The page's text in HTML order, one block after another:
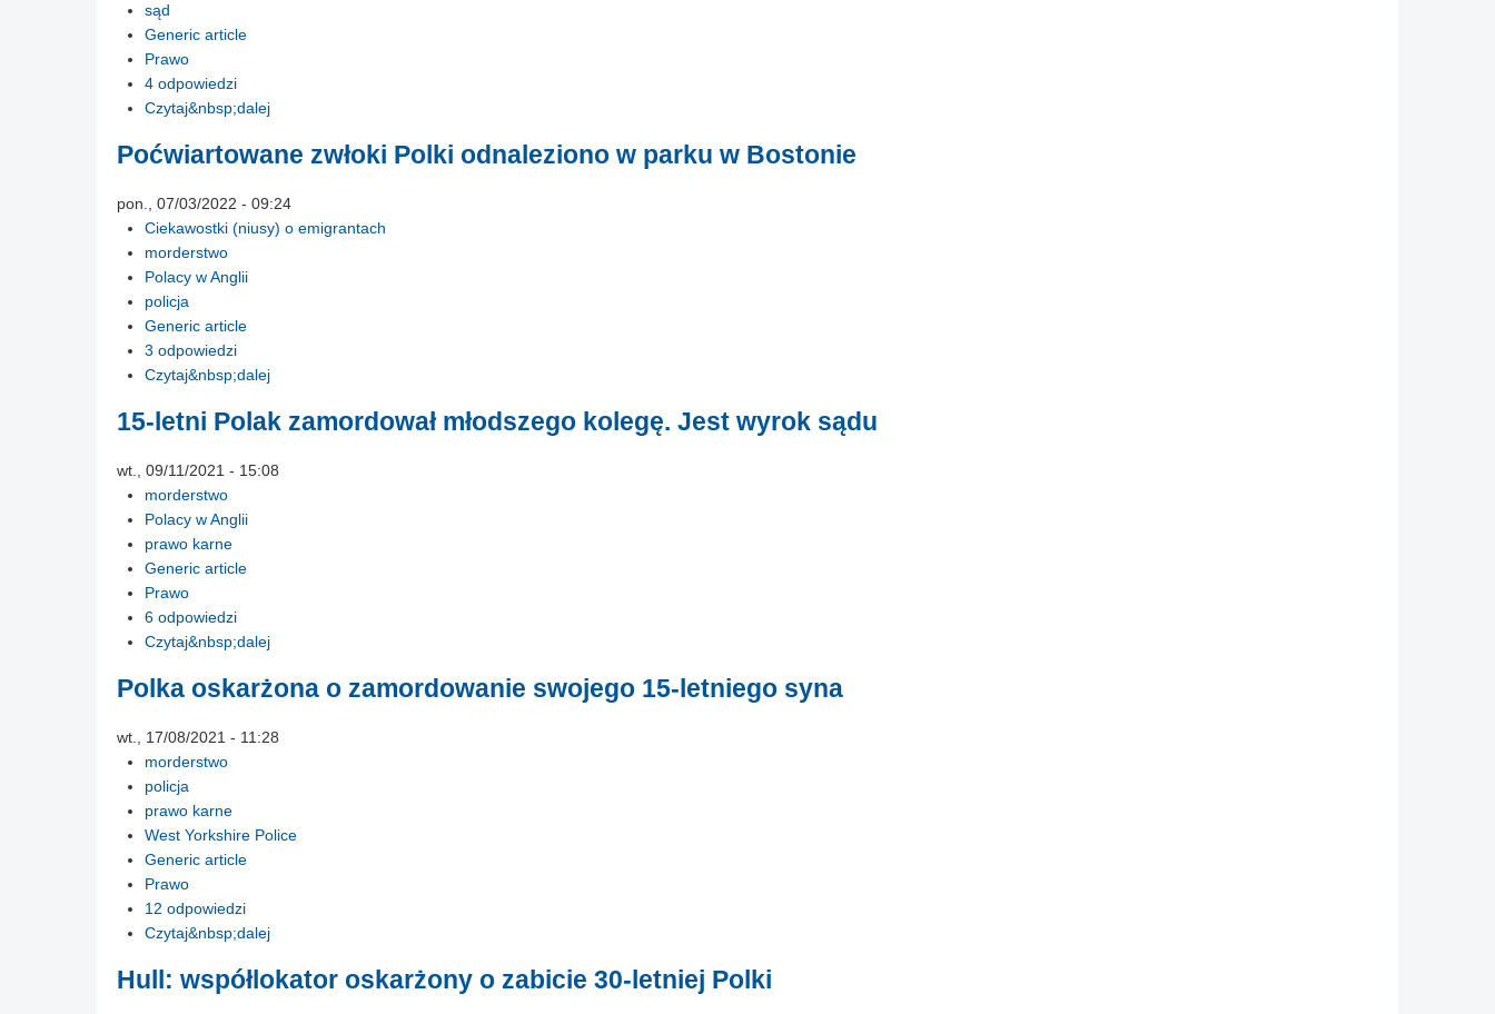
sąd
Generic article
Prawo
4 odpowiedzi
Czytaj&nbsp;dalej
Poćwiartowane zwłoki Polki odnaleziono w parku w Bostonie
pon., 07/03/2022 - 09:24
Ciekawostki (niusy) o emigrantach
morderstwo
Polacy w Anglii
policja
Generic article
3 odpowiedzi
Czytaj&nbsp;dalej
15-letni Polak zamordował młodszego kolegę. Jest wyrok sądu
wt., 09/11/2021 - 15:08
morderstwo
Polacy w Anglii
prawo karne
Generic article
Prawo
6 odpowiedzi
Czytaj&nbsp;dalej
Polka oskarżona o zamordowanie swojego 15-letniego syna
wt., 17/08/2021 - 11:28
morderstwo
policja
prawo karne
West Yorkshire Police
Generic article
Prawo
12 odpowiedzi
Czytaj&nbsp;dalej
Hull: współlokator oskarżony o zabicie 30-letniej Polki